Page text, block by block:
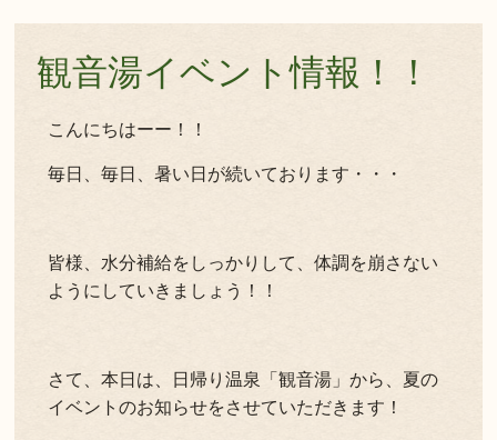
観音湯イベント情報！！
こんにちはーー！！
毎日、毎日、暑い日が続いております・・・
皆様、水分補給をしっかりして、体調を崩さない
ようにしていきましょう！！
さて、本日は、日帰り温泉「観音湯」から、夏の
イベントのお知らせをさせていただきます！